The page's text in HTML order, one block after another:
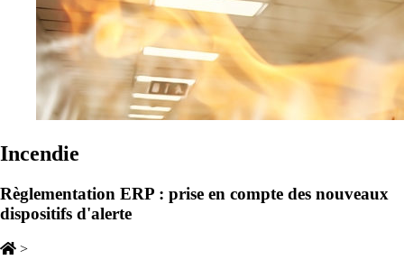
Incendie
Règlementation ERP : prise en compte des nouveaux
dispositifs d'alerte
>